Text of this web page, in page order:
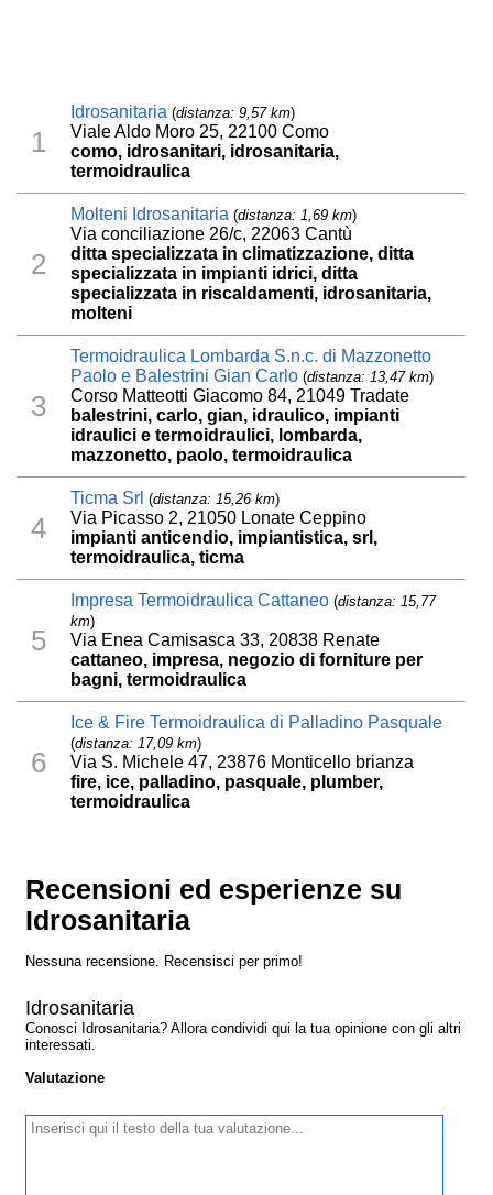
1
Idrosanitaria (distanza: 9,57 km)
Viale Aldo Moro 25, 22100 Como
como, idrosanitari, idrosanitaria,
termoidraulica
2
Molteni Idrosanitaria (distanza: 1,69 km)
Via conciliazione 26/c, 22063 Cantù
ditta specializzata in climatizzazione, ditta
specializzata in impianti idrici, ditta
specializzata in riscaldamenti, idrosanitaria,
molteni
3
Termoidraulica Lombarda S.n.c. di Mazzonetto
Paolo e Balestrini Gian Carlo (distanza: 13,47 km)
Corso Matteotti Giacomo 84, 21049 Tradate
balestrini, carlo, gian, idraulico, impianti
idraulici e termoidraulici, lombarda,
mazzonetto, paolo, termoidraulica
4
Ticma Srl (distanza: 15,26 km)
Via Picasso 2, 21050 Lonate Ceppino
impianti anticendio, impiantistica, srl,
termoidraulica, ticma
5
Impresa Termoidraulica Cattaneo (distanza: 15,77
km)
Via Enea Camisasca 33, 20838 Renate
cattaneo, impresa, negozio di forniture per
bagni, termoidraulica
6
Ice & Fire Termoidraulica di Palladino Pasquale
(distanza: 17,09 km)
Via S. Michele 47, 23876 Monticello brianza
fire, ice, palladino, pasquale, plumber,
termoidraulica
Recensioni ed esperienze su
Idrosanitaria
Nessuna recensione. Recensisci per primo!
Idrosanitaria
Conosci Idrosanitaria? Allora condividi qui la tua opinione con gli altri
interessati.
Valutazione